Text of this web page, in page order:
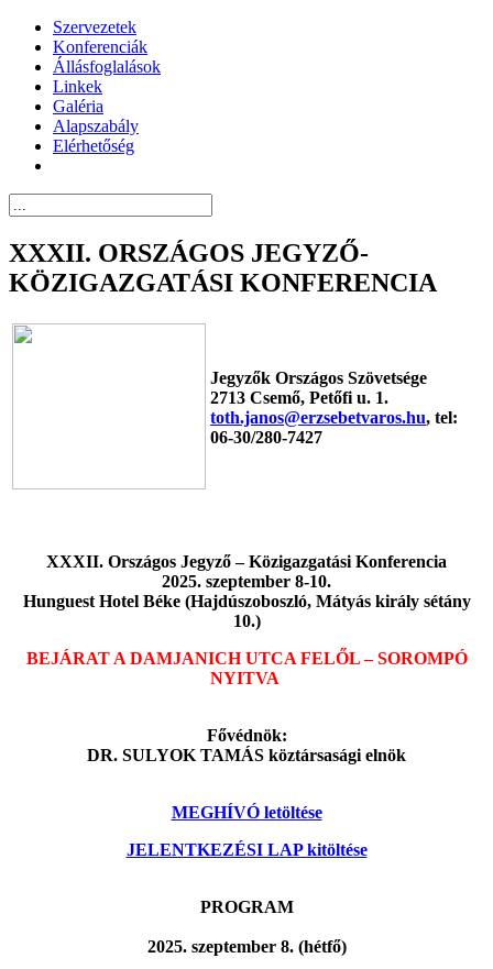
Szervezetek
Konferenciák
Állásfoglalások
Linkek
Galéria
Alapszabály
Elérhetőség
XXXII. ORSZÁGOS JEGYZŐ-
KÖZIGAZGATÁSI KONFERENCIA
Jegyzők Országos Szövetsége
2713 Csemő, Petőfi u. 1.
toth.janos@erzsebetvaros.hu, tel:
06-30/280-7427
XXXII. Országos Jegyző – Közigazgatási Konferencia
2025. szeptember 8-10.
Hunguest Hotel Béke (Hajdúszoboszló, Mátyás király sétány
10.)
BEJÁRAT A DAMJANICH UTCA FELŐL – SOROMPÓ
NYITVA
Fővédnök:
DR. SULYOK TAMÁS köztársasági elnök
MEGHÍVÓ letöltése
JELENTKEZÉSI LAP kitöltése
PROGRAM
2025. szeptember 8. (hétfő)